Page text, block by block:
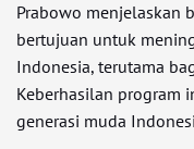
Prabowo menjelaskan
bertujuan untuk
Indonesia, terutama
Keberhasilan program
generasi muda